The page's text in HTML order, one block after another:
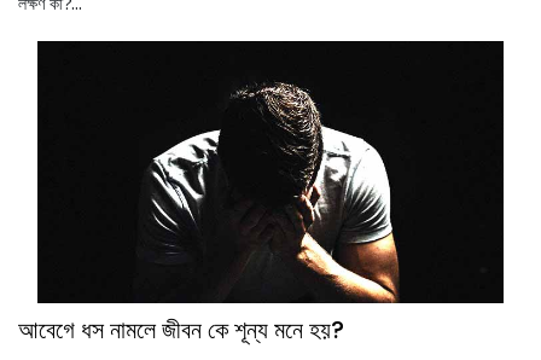
আবেগে ধস নামলে জীবন কে শূন্য মনে হয়?